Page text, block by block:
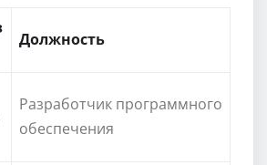
Должность
Разработчик программного
обеспечения